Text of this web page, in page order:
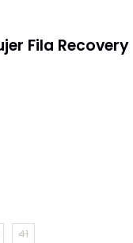
Fila Recovery
41